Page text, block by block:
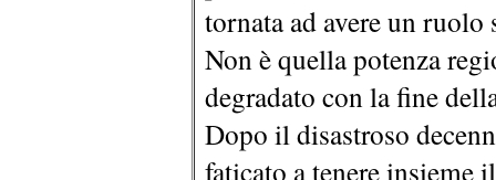
tornata ad avere un
Non è quella potenza
degradato con la fine
Dopo il disastroso
faticato a tenere insieme